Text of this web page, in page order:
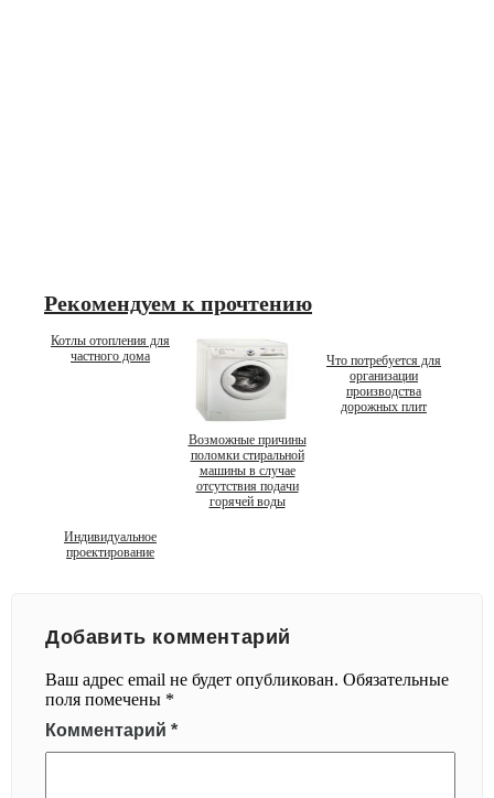
Рекомендуем к прочтению
Котлы отопления для
частного дома
Возможные причины
поломки стиральной
машины в случае
отсутствия подачи
горячей воды
Что потребуется для
организации
производства
дорожных плит
Индивидуальное
проектирование
Добавить комментарий
Ваш адрес email не будет опубликован. Обязательные
поля помечены *
Комментарий *